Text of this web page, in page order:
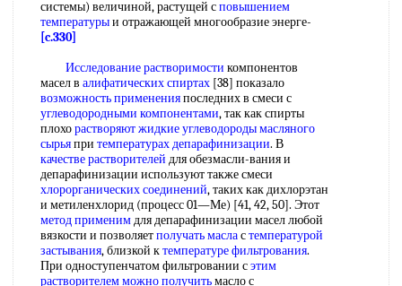
системы) величиной, растущей сповышением
температурыи отражающей многообразие энерге-
[c.330]
Исследование растворимости компонентов
масел в алифатических спиртах [38] показало
возможность примененияпоследних в смеси с
углеводородными компонентами, так как спирты
плохорастворяют жидкие углеводородымасляного
сырьяпри температурах депарафинизации. В
качестве растворителей для обезмасли-вания и
депарафинизации используют также смеси
хлорорганических соединений, таких как дихлорэтан
и метиленхлорид (процесс 01—Ме) [41, 42, 50]. Этот
метод применимдля депарафинизации масел любой
вязкости и позволяетполучать масластемпературой
застывания, близкой ктемпературе фильтрования.
При одноступенчатом фильтровании сэтим
растворителемможно получитьмасло с